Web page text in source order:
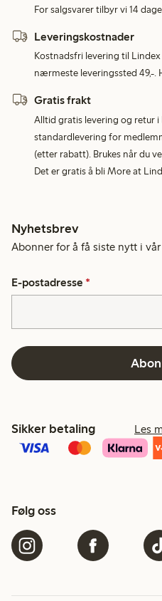
For salgsvarer tilbyr vi 14
Leveringskostnader
Kostnadsfri levering til
nærmeste leveringssted 49,-.
Gratis frakt
Alltid gratis levering og retur
standardlevering for
(etter rabatt). Brukes når du
Det er gratis å bli More at
Nyhetsbrev
Abonner for å få siste nytt i vår
E-postadresse *
Sikker betaling Les
Følg oss